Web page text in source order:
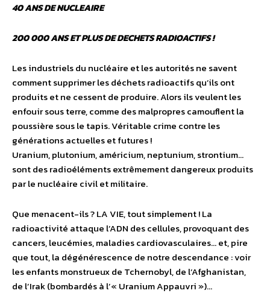
40 ANS DE NUCLEAIRE
200 000 ANS ET PLUS DE DECHETS RADIOACTIFS !
Les industriels du nucléaire et les autorités ne savent
comment supprimer les déchets radioactifs qu’ils ont
produits et ne cessent de produire. Alors ils veulent les
enfouir sous terre, comme des malpropres camouflent la
poussière sous le tapis. Véritable crime contre les
générations actuelles et futures !
Uranium, plutonium, américium, neptunium, strontium…
sont des radioéléments extrêmement dangereux produits
par le nucléaire civil et militaire.
Que menacent-ils ? LA VIE, tout simplement ! La
radioactivité attaque l’ADN des cellules, provoquant des
cancers, leucémies, maladies cardiovasculaires… et, pire
que tout, la dégénérescence de notre descendance : voir
les enfants monstrueux de Tchernobyl, de l’Afghanistan,
de l’Irak (bombardés à l’« Uranium Appauvri »)…